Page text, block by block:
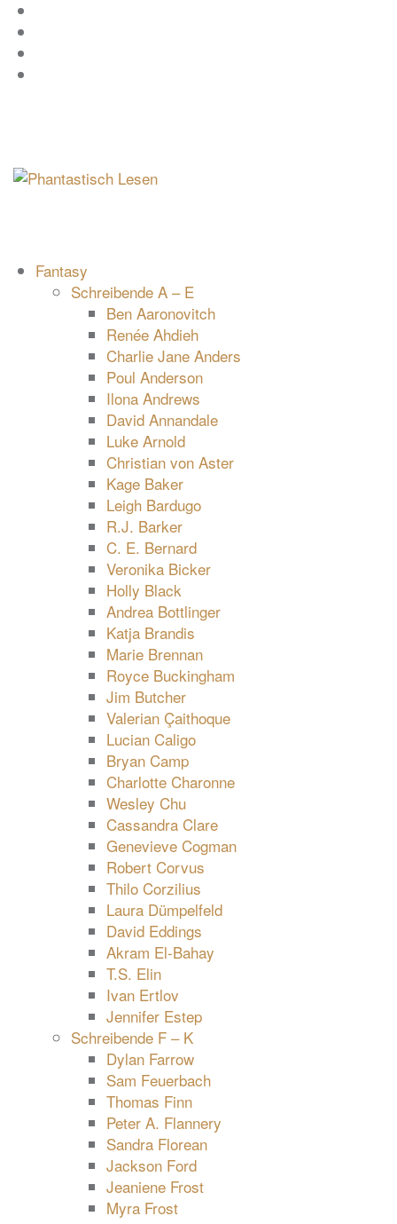
Zum
Inhalt
springen
Fantasy
Schreibende A – E
Ben Aaronovitch
Renée Ahdieh
Charlie Jane Anders
Poul Anderson
Ilona Andrews
David Annandale
Luke Arnold
Christian von Aster
Kage Baker
Leigh Bardugo
R.J. Barker
C. E. Bernard
Veronika Bicker
Holly Black
Andrea Bottlinger
Katja Brandis
Marie Brennan
Royce Buckingham
Jim Butcher
Valerian Çaithoque
Lucian Caligo
Bryan Camp
Charlotte Charonne
Wesley Chu
Cassandra Clare
Genevieve Cogman
Robert Corvus
Thilo Corzilius
Laura Dümpelfeld
David Eddings
Akram El-Bahay
T.S. Elin
Ivan Ertlov
Jennifer Estep
Schreibende F – K
Dylan Farrow
Sam Feuerbach
Thomas Finn
Peter A. Flannery
Sandra Florean
Jackson Ford
Jeaniene Frost
Myra Frost